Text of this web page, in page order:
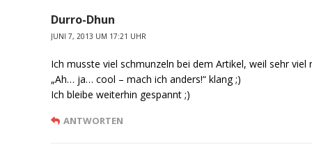
Durro-Dhun
JUNI 7, 2013 UM 17:21 UHR
Ich musste viel schmunzeln bei dem Artikel, weil sehr viel
„Ah… ja… cool – mach ich anders!“ klang ;)
Ich bleibe weiterhin gespannt ;)
ANTWORTEN